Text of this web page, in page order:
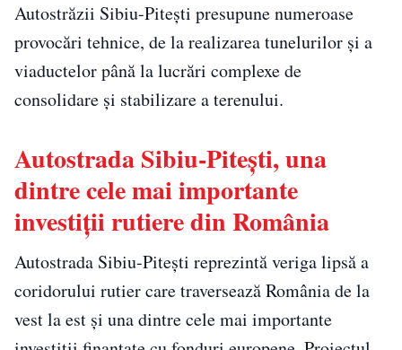
Autostrăzii Sibiu-Pitești presupune numeroase
provocări tehnice, de la realizarea tunelurilor și a
viaductelor până la lucrări complexe de
consolidare și stabilizare a terenului.
Autostrada Sibiu-Pitești, una
dintre cele mai importante
investiții rutiere din România
Autostrada Sibiu-Pitești reprezintă veriga lipsă a
coridorului rutier care traversează România de la
vest la est și una dintre cele mai importante